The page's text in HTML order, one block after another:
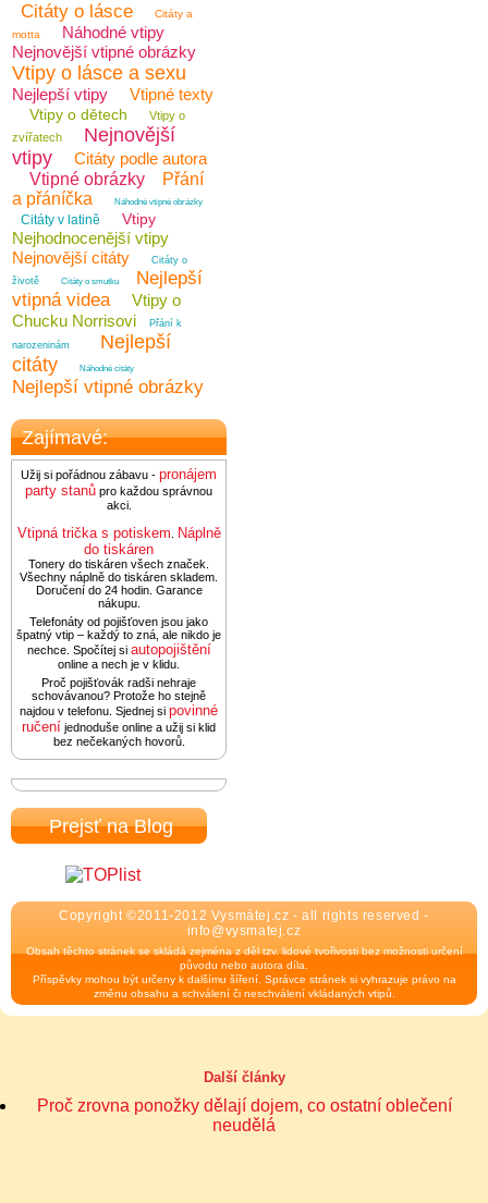
Citáty o lásce
Citáty a
motta
Náhodné vtipy
Nejnovější vtipné obrázky
Vtipy o lásce a sexu
Nejlepší vtipy Vtipné texty
Vtipy o dětech
Vtipy o
zvířatech
Nejnovější
vtipy
Citáty podle autora
Vtipné obrázky
Přání
a přáníčka
Náhodné vtipné obrázky
Citáty v latině Vtipy
Nejhodnocenější vtipy
Nejnovější citáty
Citáty o
životě
Citáty o smutku
Nejlepší
vtipná videa
Vtipy o
Chucku Norrisovi
Přání k
narozeninám
Nejlepší
citáty
Náhodné citáty
Nejlepší vtipné obrázky
Zajímavé:
Užij si pořádnou zábavu - pronájem
party stanů pro každou správnou
akci.
Vtipná trička s potiskem Náplně
do tiskáren
Tonery do tiskáren všech značek.
Všechny náplně do tiskáren skladem.
Doručení do 24 hodin. Garance
nákupu.
Telefonáty od pojišťoven jsou jako
špatný vtip – každý to zná, ale nikdo je
nechce. Spočítej si autopojištění
online a nech je v klidu.
Proč pojišťovák radši nehraje
schovávanou? Protože ho stejně
najdou v telefonu. Sjednej si povinné
ručení jednoduše online a užij si klid
bez nečekaných hovorů.
Prejsť na Blog
Copyright ©2011-2012 Vysmátej.cz - all rights reserved -
info@vysmatej.cz
Obsah těchto stránek se skládá zejména z děl tzv. lidové tvořivosti bez možnosti určení
původu nebo autora díla.
Příspěvky mohou být určeny k dalšímu šíření. Správce stránek si vyhrazuje právo na
změnu obsahu a schválení či neschválení vkládaných vtipů.
Další články
Proč zrovna ponožky dělají dojem, co ostatní oblečení
neudělá